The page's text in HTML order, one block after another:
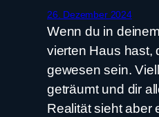
26. Dezember 2024
Wenn du in
vierten Haus hast,
gewesen sein.
geträumt und dir
Realität sieht aber